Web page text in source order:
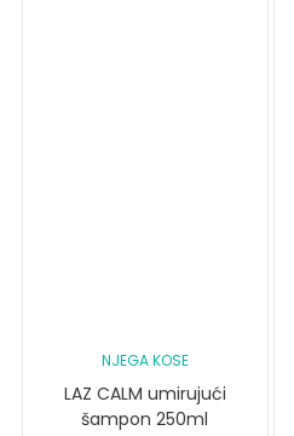
NJEGA KOSE
LAZ CALM umirujući
šampon 250ml